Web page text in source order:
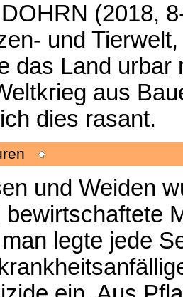
(2018,
und
das Land urbar
aus
dies rasant.
und Weiden
bewirtschaftete
legte jede